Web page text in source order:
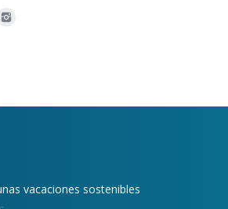
vacaciones sostenibles